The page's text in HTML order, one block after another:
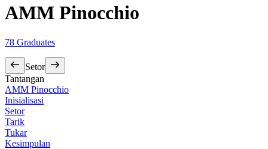
AMM Pinocchio
78 Graduates
Setor
Tantangan
AMM Pinocchio
Inisialisasi
Setor
Tarik
Tukar
Kesimpulan